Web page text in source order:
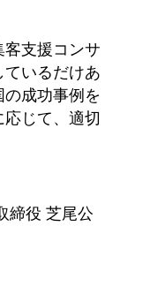
支援コンサ
いるだけあ
成功事例を
じて、適切
締役 芝尾公